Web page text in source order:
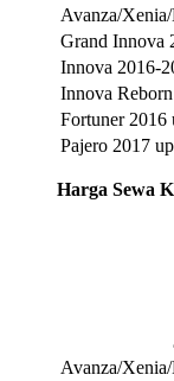
Avanza/
Grand Innova
Innova 2016-
Innova
Fortuner 2016
Pajero 2017 up
Harga Sewa
Avanza/